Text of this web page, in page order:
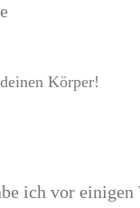
Körper!
ich vor einigen